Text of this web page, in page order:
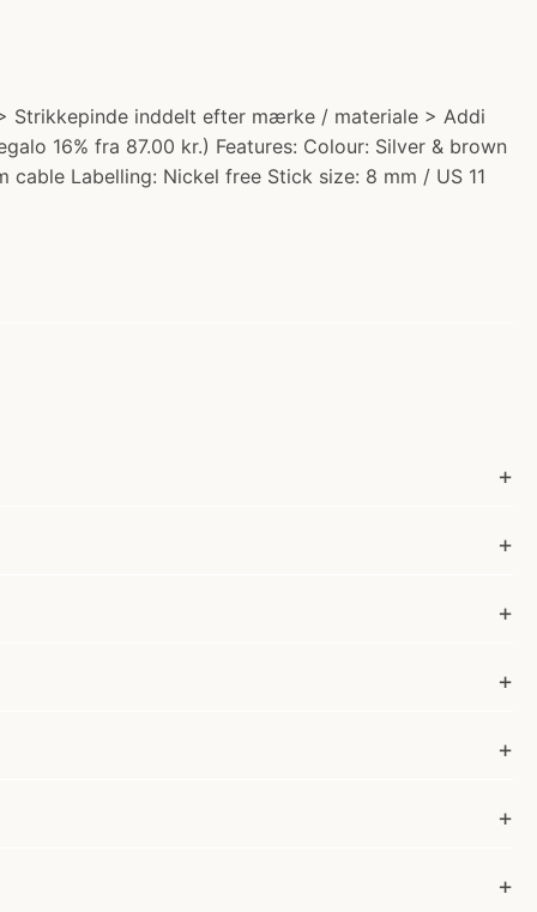
Strikkepinde inddelt efter mærke / materiale > Addi
16% fra 87.00 kr.) Features: Colour: Silver & brown
cable Labelling: Nickel free Stick size: 8 mm / US 11